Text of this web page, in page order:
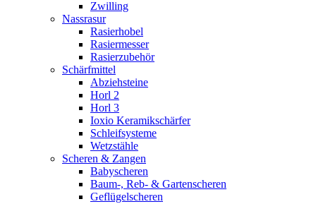
Zwilling
Nassrasur
Rasierhobel
Rasiermesser
Rasierzubehör
Schärfmittel
Abziehsteine
Horl 2
Horl 3
Ioxio Keramikschärfer
Schleifsysteme
Wetzstähle
Scheren & Zangen
Babyscheren
Baum-, Reb- & Gartenscheren
Geflügelscheren